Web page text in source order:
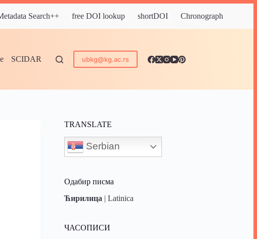
Search++ free DOI lookup shortDOI Chronograph
SCIDAR ubkg@kg.ac.rs
TRANSLATE
Serbian
Одабир писма
Ћирилица |Latinica
ЧАСОПИСИ